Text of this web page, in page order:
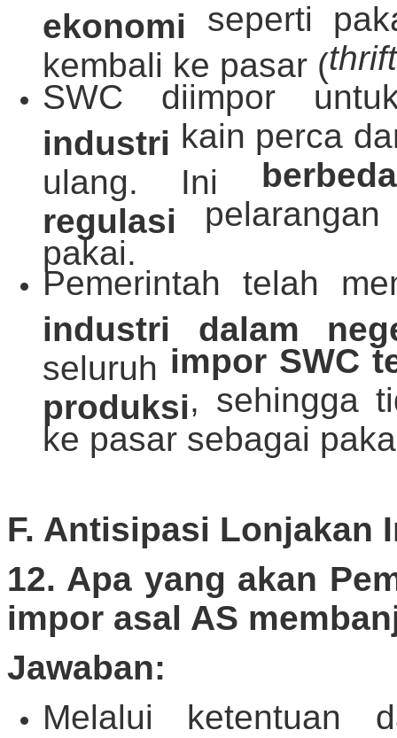
ekonomi seperti
kembali ke pasar (
SWC diimpor
industri kain perca
ulang. Ini
regulasi
pakai.
Pemerintah telah
industri dalam
seluruh impor SWC
produksi, sehingga
ke pasar sebagai
F. Antisipasi Lonjakan
12. Apa yang akan
impor asal AS
Jawaban:
Melalui ketentuan